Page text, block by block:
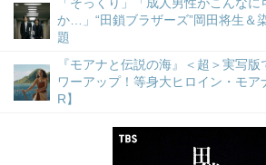
か…」“田鎖ブラザーズ”岡田将生＆
題
『モアナと伝説の海』＜超＞実写
ワーアップ！等身大ヒロイン・モ
R】